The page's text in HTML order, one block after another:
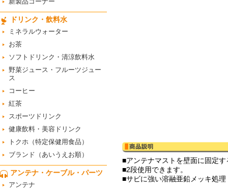
ドリンク・飲料水
ミネラルウォーター
お茶
ソフトドリンク・清涼飲料水
野菜ジュース・フルーツジュー
ス
コーヒー
紅茶
スポーツドリンク
健康飲料・美容ドリンク
トクホ（特定保健用食品）
ブランド（あいうえお順）
アンテナ・ケーブル・パーツ
アンテナ
■アンテナマストを壁面に固定
■2段使用できます。
■サビに強い溶融亜鉛メッキ処理